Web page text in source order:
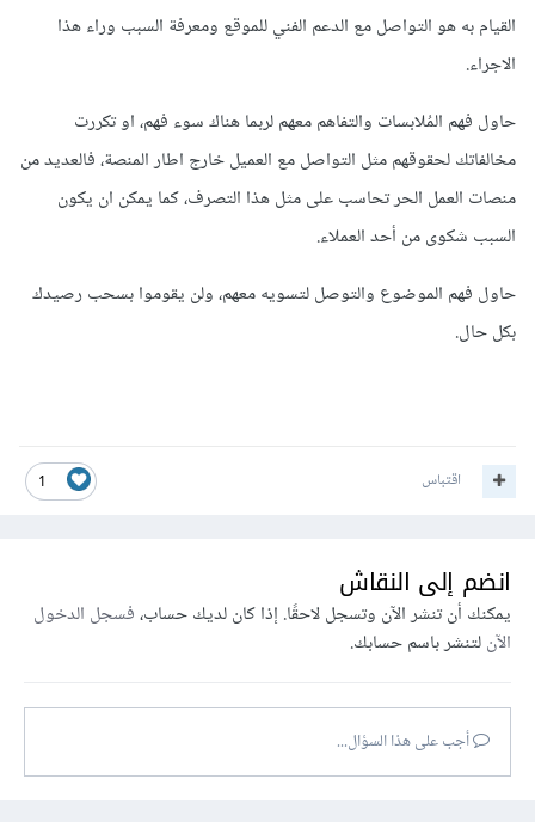
القيام به هو التواصل مع الدعم الفني للموقع ومعرفة السبب وراء هذا
الاجراء.
حاول فهم المُلابسات والتفاهم معهم لربما هناك سوء فهم، او تكررت
مخالفاتك لحقوقهم مثل التواصل مع العميل خارج اطار المنصة، فالعديد من
منصات العمل الحر تحاسب على مثل هذا التصرف، كما يمكن ان يكون
السبب شكوى من أحد العملاء.
حاول فهم الموضوع والتوصل لتسويه معهم، ولن يقوموا بسحب رصيدك
بكل حال.
1 اقتباس
انضم إلى النقاش
يمكنك أن تنشر الآن وتسجل لاحقًا. إذا كان لديك حساب،فسجل الدخول
الآنلتنشر باسم حسابك.
أجب على هذا السؤال...